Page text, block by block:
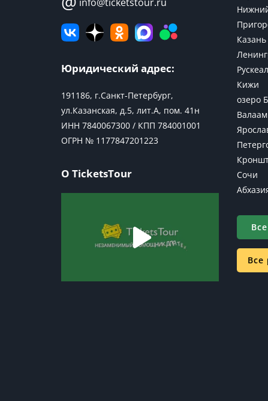
Юридический адрес:
191186, г.Санкт-Петербург,
ул.Казанская, д.5, лит.А, пом. 41н
ИНН 7840067300 / КПП 784001001
ОГРН № 1177847201223
О TicketsTour
Казань
Кижи
озеро
Валаам
Сочи
Все